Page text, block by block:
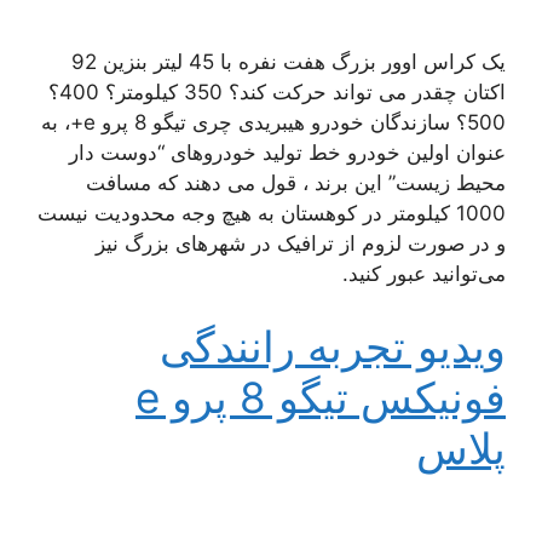
یک کراس اوور بزرگ هفت نفره با 45 لیتر بنزین 92
اکتان چقدر می تواند حرکت کند؟ 350 کیلومتر؟ 400؟
500؟ سازندگان خودرو هیبریدی چری تیگو 8 پرو e+، به
عنوان اولین خودرو خط تولید خودروهای “دوست دار
محیط زیست” این برند ، قول می دهند که مسافت
1000 کیلومتر در کوهستان به هیچ وجه محدودیت نیست
و در صورت لزوم از ترافیک در شهرهای بزرگ نیز
می‌توانید عبور کنید.
ویدیو تجربه رانندگی
فونیکس تیگو 8 پرو e
پلاس